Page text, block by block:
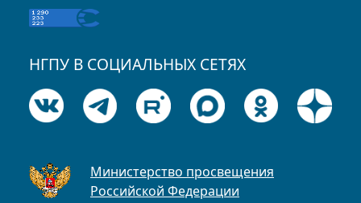
НГПУ В СОЦИАЛЬНЫХ СЕТЯХ
Министерство просвещения
Российской Федерации